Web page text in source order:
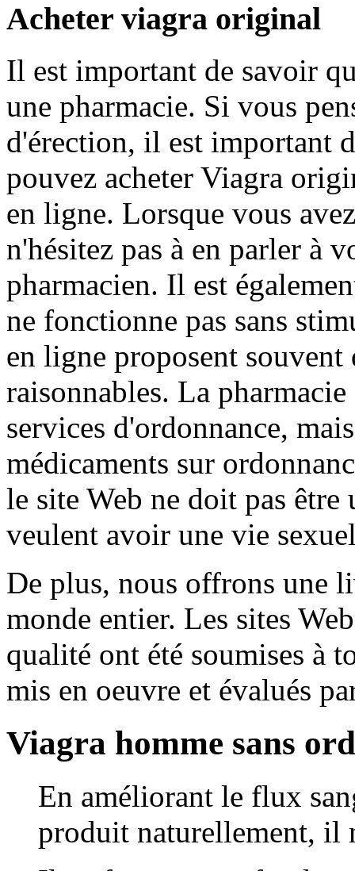
Acheter viagra original
Il est important de savoir
une pharmacie. Si vous
d'érection, il est important
pouvez acheter Viagra
en ligne. Lorsque vous
n'hésitez pas à en parler à
pharmacien. Il est
ne fonctionne pas sans
en ligne proposent souvent
raisonnables. La
services d'ordonnance,
médicaments sur
le site Web ne doit pas
veulent avoir une vie
De plus, nous offrons une
monde entier. Les sites
qualité ont été soumises à
mis en oeuvre et évalués
Viagra homme sans
En améliorant le flux
produit naturellement, il